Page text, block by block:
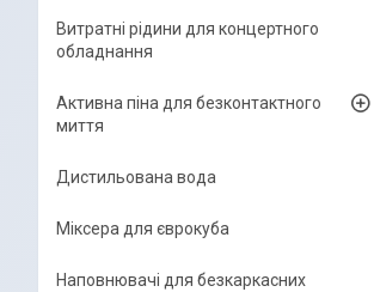
Витратні рідини для концертного
обладнання
Активна піна для безконтактного
миття
Дистильована вода
Міксера для єврокуба
Наповнювачі для безкаркасних